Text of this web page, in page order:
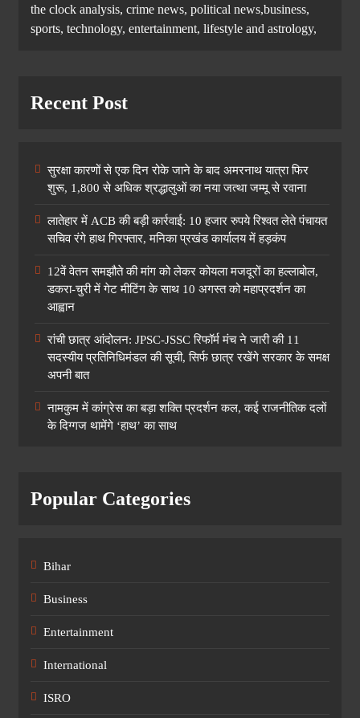
the clock analysis, crime news, political news,business,
sports, technology, entertainment, lifestyle and astrology,
Recent Post
सुरक्षा कारणों से एक दिन रोके जाने के बाद अमरनाथ यात्रा फिर
शुरू, 1,800 से अधिक श्रद्धालुओं का नया जत्था जम्मू से रवाना
लातेहार में ACB की बड़ी कार्रवाई: 10 हजार रुपये रिश्वत लेते पंचायत
सचिव रंगे हाथ गिरफ्तार, मनिका प्रखंड कार्यालय में हड़कंप
12वें वेतन समझौते की मांग को लेकर कोयला मजदूरों का हल्लाबोल,
डकरा-चुरी में गेट मीटिंग के साथ 10 अगस्त को महाप्रदर्शन का
आह्वान
रांची छात्र आंदोलन: JPSC-JSSC रिफॉर्म मंच ने जारी की 11
सदस्यीय प्रतिनिधिमंडल की सूची, सिर्फ छात्र रखेंगे सरकार के समक्ष
अपनी बात
नामकुम में कांग्रेस का बड़ा शक्ति प्रदर्शन कल, कई राजनीतिक दलों
के दिग्गज थामेंगे ‘हाथ’ का साथ
Popular Categories
Bihar
Business
Entertainment
International
ISRO